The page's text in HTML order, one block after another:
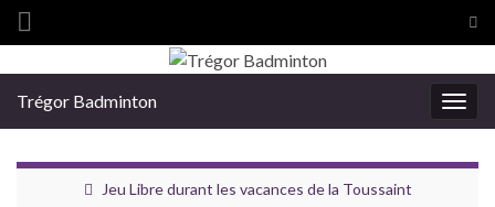
Search for:
Trégor Badminton
Jeu Libre durant les vacances de la Toussaint